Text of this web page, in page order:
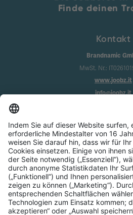
Finde deinen
Kontakt
Brandnamic
MwSt. Nr.:
www.joobz.it
info@joobz.it
Impressum
Datenschutz
AGB
Cookie-
Service
Über uns